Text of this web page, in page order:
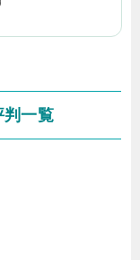
判一覧